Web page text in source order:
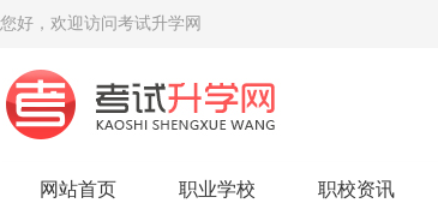
您好，欢迎访问考试升学网
网站首页 职业学校 职校资讯